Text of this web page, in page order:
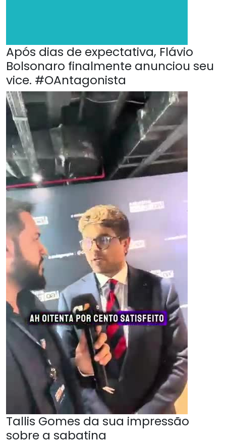
Após dias de expectativa, Flávio
Bolsonaro finalmente anunciou seu
vice. #OAntagonista
Tallis Gomes da sua impressão
sobre a sabatina